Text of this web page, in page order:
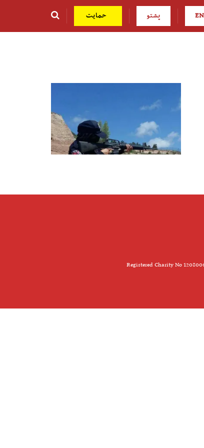
پشتو حمایت
Registered Charity No